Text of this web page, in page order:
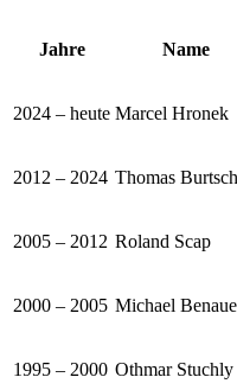
Jahre Name
2024 – heute Marcel Hronek
2012 – 2024 Thomas
2005 – 2012 Roland Scap
2000 – 2005 Michael
1995 – 2000 Othmar Stuchly